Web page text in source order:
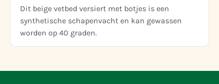
Dit beige vetbed versiert met botjes is een
synthetische schapenvacht en kan gewassen
worden op 40 graden.